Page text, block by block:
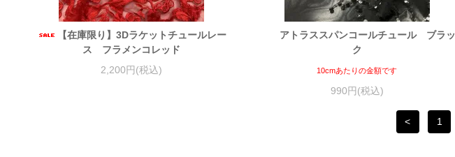
【在庫限り】3Dラケットチュールレー
ス フラメンコレッド
2,200円(税込)
アトラススパンコールチュール ブラッ
ク
10cmあたりの金額です
990円(税込)
< 1